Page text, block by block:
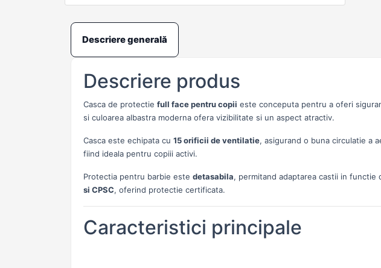
Descriere generală
Descriere produs
Casca de protectie full face pentru copii este conceputa pentru a oferi
si culoarea albastra moderna ofera vizibilitate si un aspect atractiv.
Casca este echipata cu 15 orificii de ventilatie, asigurand o buna circulatie a
fiind ideala pentru copiii activi.
Protectia pentru barbie este detasabila, permitand adaptarea castii in
si CPSC, oferind protectie certificata.
Caracteristici principale